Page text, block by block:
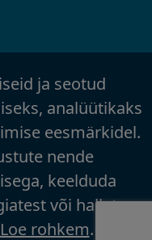
ja seotud
analüütikaks
eesmärkidel.
nende
keelduda
või hallata
Loe rohkem.